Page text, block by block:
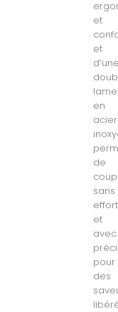
et
et
lame
en
acier
de
sans
effort
et
avec
pour
des